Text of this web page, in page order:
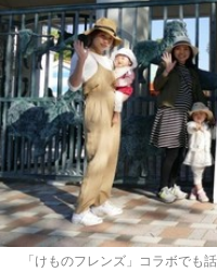
「けものフレンズ」コラボでも